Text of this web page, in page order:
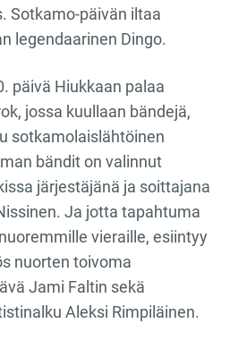
Sotkamo-päivän iltaa
legendaarinen Dingo.
päivä Hiukkaan palaa
jossa kuullaan bändejä,
sotkamolaislähtöinen
bändit on valinnut
järjestäjänä ja soittajana
Ja jotta tapahtuma
vieraille, esiintyy
nuorten toivoma
Jami Faltin sekä
Aleksi Rimpiläinen.